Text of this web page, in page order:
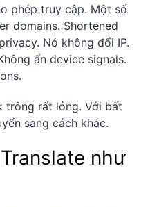
phép truy cập. Một số
domains. Shortened
Nó không đổi IP.
ẩn device signals.
trông rất lỏng. Với bất
sang cách khác.
như